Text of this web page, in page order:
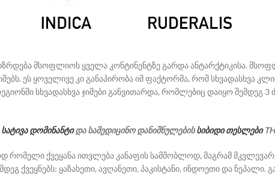
იზრდება მსოფლიოს ყველა კონტინენტზე გარდა ანტარქტიკისა.
ეს ყოველივე კი განაპირობა იმ ფაქტორმა, რომ სხვადასხვა
სხვადასხვა ჯიშები განვითარდა, რომლებიც დაიყო შემდეგ
სატივა დომინანტიდა სამედიცინო დანიშნულებისსიბიდი თესლები
რომელი ქვეყანა ითვლება კანაფის სამშობლოდ, მაგრამ
ქვეყნებს: ყაზახეთი, ავღანეთი, პაკისტანი, ინდოეთი და ნეპალი.